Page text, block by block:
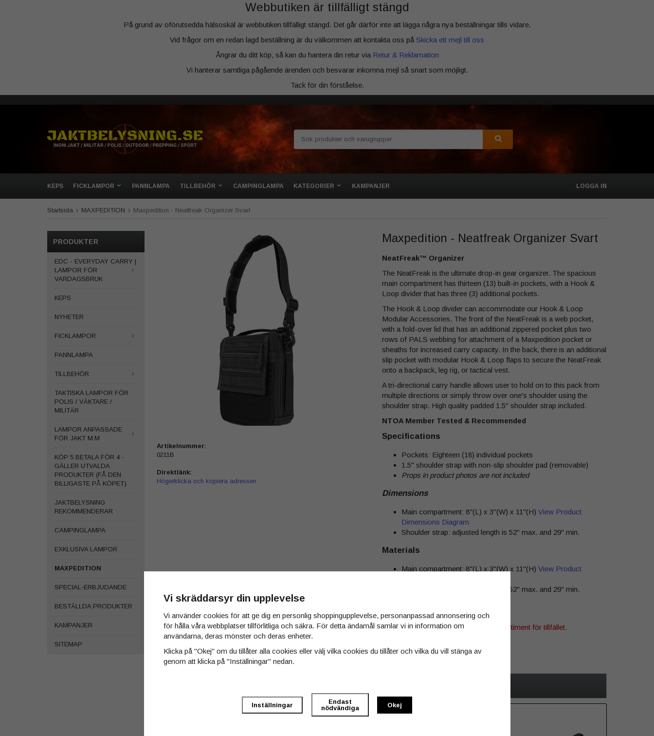
Webbutiken är tillfälligt stängd
På grund av oförutsedda hälsoskäl är webbutiken tillfälligt stängd. Det går därför inte att lägga några nya beställningar tills vidare.
Vid frågor om en redan lagd beställning är du välkommen att kontakta oss på Skicka ett mejl till oss
Ångrar du ditt köp, så kan du hantera din retur via Retur & Reklamation
Vi hanterar samtliga pågående ärenden och besvarar inkomna mejl så snart som möjligt.
Tack för din förståelse.
KEPS FICKLAMPOR PANNLAMPA TILLBEHÖR CAMPINGLAMPA KATEGORIER KAMPANJER LOGGA IN
Startsida MAXPEDITION Maxpedition - Neatfreak Organizer Svart
PRODUKTER
EDC - EVERYDAY CARRY |
LAMPOR FÖR
VARDAGSBRUK
KEPS
NYHETER
FICKLAMPOR
PANNLAMPA
TILLBEHÖR
TAKTISKA LAMPOR FÖR
POLIS / VÄKTARE /
MILITÄR
LAMPOR ANPASSADE
FÖR JAKT M.M
KÖP 5 BETALA FÖR 4 -
GÄLLER UTVALDA
PRODUKTER (FÅ DEN
BILLIGASTE PÅ KÖPET)
JAKTBELYSNING
REKOMMENDERAR
CAMPINGLAMPA
EXKLUSIVA LAMPOR
MAXPEDITION
SPECIAL-ERBJUDANDE
BESTÄLLDA PRODUKTER
KAMPANJER
SITEMAP
Maxpedition - Neatfreak Organizer Svart
NeatFreak™ Organizer
The NeatFreak is the ultimate drop-in gear organizer. The spacious
main compartment has thirteen (13) built-in pockets, with a Hook &
Loop divider that has three (3) additional pockets.
The Hook & Loop divider can accommodate our Hook & Loop
Modular Accessories. The front of the NeatFreak is a web pocket,
with a fold-over lid that has an additional zippered pocket plus two
rows of PALS webbing for attachment of a Maxpedition pocket or
sheaths for increased carry capacity. In the back, there is an additional
slip pocket with modular Hook & Loop flaps to secure the NeatFreak
onto a backpack, leg rig, or tactical vest.
A tri-directional carry handle allows user to hold on to this pack from
multiple directions or simply throw over one's shoulder using the
shoulder strap. High quality padded 1.5" shoulder strap included.
NTOA Member Tested & Recommended
Specifications
Pockets: Eighteen (18) individual pockets
1.5" shoulder strap with non-slip shoulder pad (removable)
Props in product photos are not included
Dimensions
Main compartment: 8"(L) x 3"(W) x 11"(H) View Product
Dimensions Diagram
Shoulder strap: adjusted length is 52" max. and 29" min.
Materials
Main compartment: 8"(L) x 3"(W) x 11"(H) View Product
Shoulder strap: adjusted length is 52" max. and 29" min.
Tyvärr ingår inte denna produkt i vårt sortiment för tillfället.
Till butikens startsida »
Artikelnummer:
0211B
Direktlänk:
Högerklicka och kopiera adressen
Vi skräddarsyr din upplevelse
Vi använder cookies för att ge dig en personlig shoppingupplevelse, personanpassad annonsering och
för hålla våra webbplatser tillförlitliga och säkra. För detta ändamål samlar vi in information om
användarna, deras mönster och deras enheter.
Klicka på "Okej" om du tillåter alla cookies eller välj vilka cookies du tillåter och vilka du vill stänga av
genom att klicka på "Inställningar" nedan.
Inställningar
Endast
nödvändiga
Okej